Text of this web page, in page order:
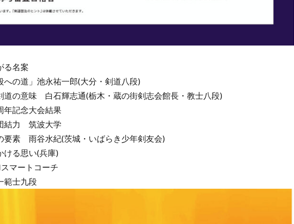
る名案
の道」池永祐一郎(大分・剣道八段)
の意味 白石輝志通(栃木・蔵の街剣志会館長・教士八段)
記念大会結果
結力 筑波大学
要素 雨谷水紀(茨城・いばらき少年剣友会)
る思い(兵庫)
マートコーチ
範士九段